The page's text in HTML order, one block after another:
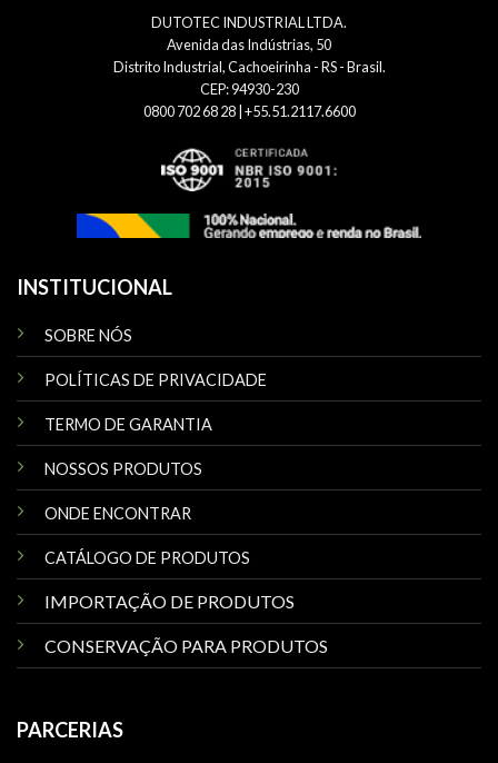
DUTOTEC INDUSTRIAL LTDA.
Avenida das Indústrias, 50
Distrito Industrial, Cachoeirinha - RS - Brasil.
CEP: 94930-230
0800 702 68 28 | +55.51.2117.6600
INSTITUCIONAL
SOBRE NÓS
POLÍTICAS DE PRIVACIDADE
TERMO DE GARANTIA
NOSSOS PRODUTOS
ONDE ENCONTRAR
CATÁLOGO DE PRODUTOS
IMPORTAÇÃO DE PRODUTOS
CONSERVAÇÃO PARA PRODUTOS
PARCERIAS